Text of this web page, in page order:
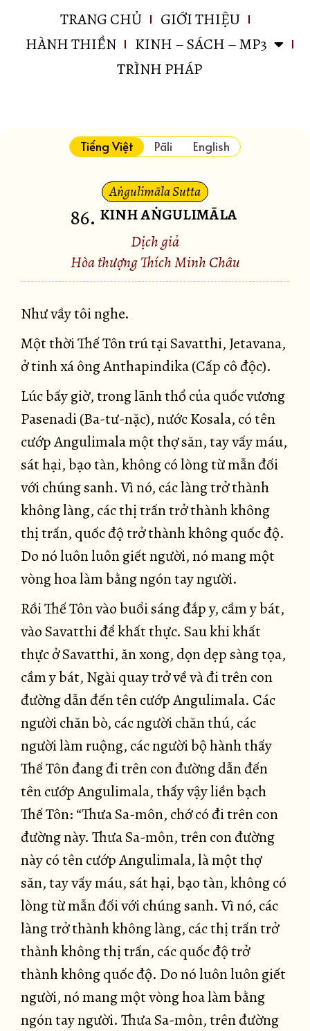
TRANG CHỦ
GIỚI THIỆU
HÀNH THIỀN
KINH – SÁCH – MP3
TRÌNH PHÁP
Tiếng Việt Pāli English
Aṅgulimāla Sutta
86. KINH AṄGULIMĀLA
Dịch giả
Hòa thượng Thích Minh Châu
Như vầy tôi nghe.
Một thời Thế Tôn trú tại Savatthi, Jetavana,
ở tinh xá ông Anthapindika (Cấp cô độc).
Lúc bấy giờ, trong lãnh thổ của quốc vương
Pasenadi (Ba-tư-nặc), nước Kosala, có tên
cướp Angulimala một thợ săn, tay vấy máu,
sát hại, bạo tàn, không có lòng từ mẫn đối
với chúng sanh. Vì nó, các làng trở thành
không làng, các thị trấn trở thành không
thị trấn, quốc độ trở thành không quốc độ.
Do nó luôn luôn giết người, nó mang một
vòng hoa làm bằng ngón tay người.
Rồi Thế Tôn vào buổi sáng đắp y, cầm y bát,
vào Savatthi để khất thực. Sau khi khất
thực ở Savatthi, ăn xong, dọn dẹp sàng tọa,
cầm y bát, Ngài quay trở về và đi trên con
đường dẫn đến tên cướp Angulimala. Các
người chăn bò, các người chăn thú, các
người làm ruộng, các người bộ hành thấy
Thế Tôn đang đi trên con đường dẫn đến
tên cướp Angulimala, thấy vậy liền bạch
Thế Tôn: “Thưa Sa-môn, chớ có đi trên con
đường này. Thưa Sa-môn, trên con đường
này có tên cướp Angulimala, là một thợ
săn, tay vấy máu, sát hại, bạo tàn, không có
lòng từ mẫn đối với chúng sanh. Vì nó, các
làng trở thành không làng, các thị trấn trở
thành không thị trấn, các quốc độ trở
thành không quốc độ. Do nó luôn luôn giết
người, nó mang một vòng hoa làm bằng
ngón tay người. Thưa Sa-môn, trên đường